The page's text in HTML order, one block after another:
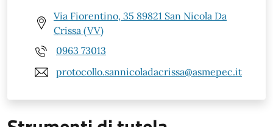
Via Fiorentino, 35 89821 San Nicola Da
Crissa (VV)
0963 73013
protocollo.sannicoladacrissa@asmepec.it